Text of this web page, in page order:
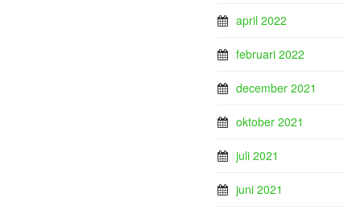
april 2022
februari 2022
december 2021
oktober 2021
juli 2021
juni 2021